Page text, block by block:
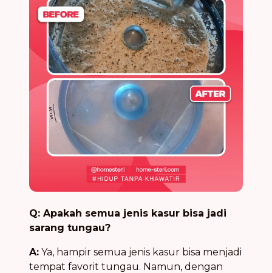
Q: Apakah semua jenis kasur bisa jadi
sarang tungau?
A: Ya, hampir semua jenis kasur bisa menjadi
tempat favorit tungau. Namun, dengan